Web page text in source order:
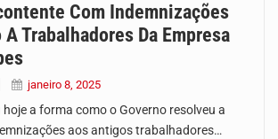
Com Indemnizações
A Trabalhadores Da Empresa
janeiro 8, 2025
hoje a forma como o Governo resolveu a
aos antigos trabalhadores…